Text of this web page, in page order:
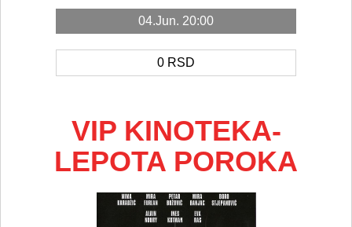
04.Jun. 20:00
0 RSD
VIP KINOTEKA-
LEPOTA POROKA